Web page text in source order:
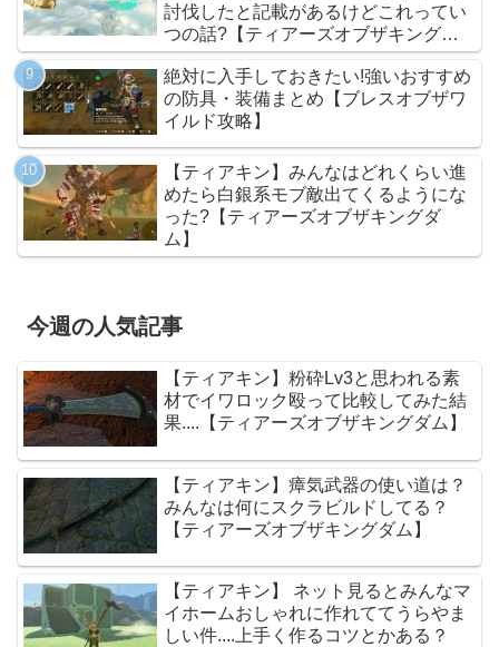
討伐したと記載があるけどこれってい
つの話?【ティアーズオブザキングダ
ム】
絶対に入手しておきたい!強いおすすめ
の防具・装備まとめ【ブレスオブザワ
イルド攻略】
【ティアキン】みんなはどれくらい進
めたら白銀系モブ敵出てくるようにな
った?【ティアーズオブザキングダ
ム】
今週の人気記事
【ティアキン】粉砕Lv3と思われる素
材でイワロック殴って比較してみた結
果....【ティアーズオブザキングダム】
【ティアキン】瘴気武器の使い道は？
みんなは何にスクラビルドしてる？
【ティアーズオブザキングダム】
【ティアキン】 ネット見るとみんなマ
イホームおしゃれに作れててうらやま
しい件....上手く作るコツとかある？